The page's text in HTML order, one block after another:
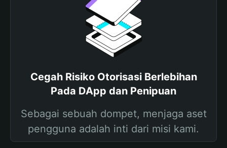
Cegah Risiko Otorisasi Berlebihan
Pada DApp dan Penipuan
Sebagai sebuah dompet, menjaga aset
pengguna adalah inti dari misi kami.